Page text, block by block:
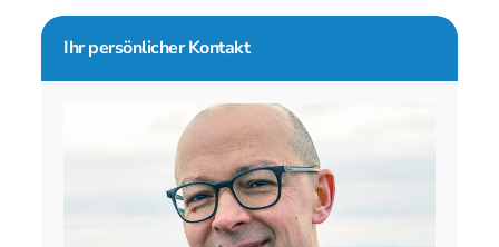
Seitenspalte
Ihr persönlicher Kontakt